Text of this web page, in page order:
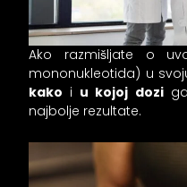
Ako razmišljate o
mononukleotida) u
kako i u kojoj doziga
najbolje rezultate.